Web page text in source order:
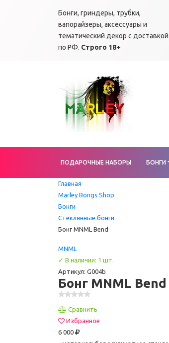
Бонги, гриндеры, трубки,
вапорайзеры, аксессуары и
тематический декор с доставкой
по РФ. Строго 18+
ПОДАРОЧНЫЕ НАБОРЫ БОНГИ
Главная
Marley Bongs Shop
Бонги
Стеклянные бонги
Бонг MNML Bend
MNML
✓ В наличии: 1 шт.
Артикул: G004b
Бонг MNML Bend
Сравнить
Избранное
6 000